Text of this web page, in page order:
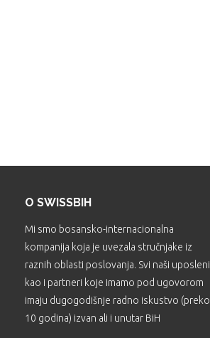
O SWISSBIH
Mi smo bosansko-internacionalna
kompanija koja je uvezala stručnjake iz
raznih oblasti poslovanja. Svi naši uposleni
kao i partneri koje imamo pod ugovorom
imaju dugogodišnje radno iskustvo (preko
10 godina) izvan ali i unutar BiH